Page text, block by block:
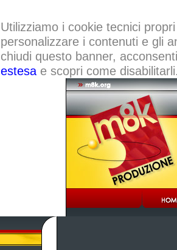
Utilizziamo i cookie tecnici
personalizzare i contenuti e gli
chiudi questo banner,
estesae scopri come